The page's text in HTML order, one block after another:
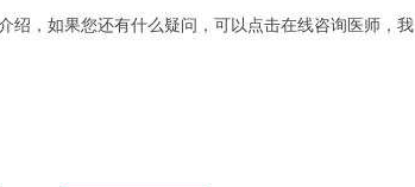
绍，如果您还有什么疑问，可以点击在线咨询医师，我